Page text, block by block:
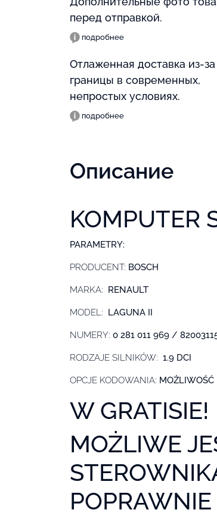
перед отправкой.
подробнее
Отлаженная доставка из-за
границы в современных,
непростых условиях.
подробнее
Описание
KOMPUTER
PARAMETRY:
PRODUCENT: BOSCH
MARKA: RENAULT
MODEL: LAGUNA II
NUMERY: 0 281 011 969 /
RODZAJE SILNIKÓW: 1.9 DCI
OPCJE KODOWANIA: MOŻLIWOŚĆ
W GRATISIE!
MOŻLIWE